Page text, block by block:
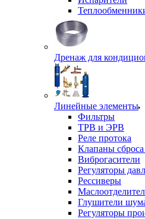
Дренаж для
Линейные элементы
Фильтры
ТРВ и ЭРВ
Реле протока
Клапаны
Виброгасители
Регуляторы
Рессиверы
Глушители
Регуляторы